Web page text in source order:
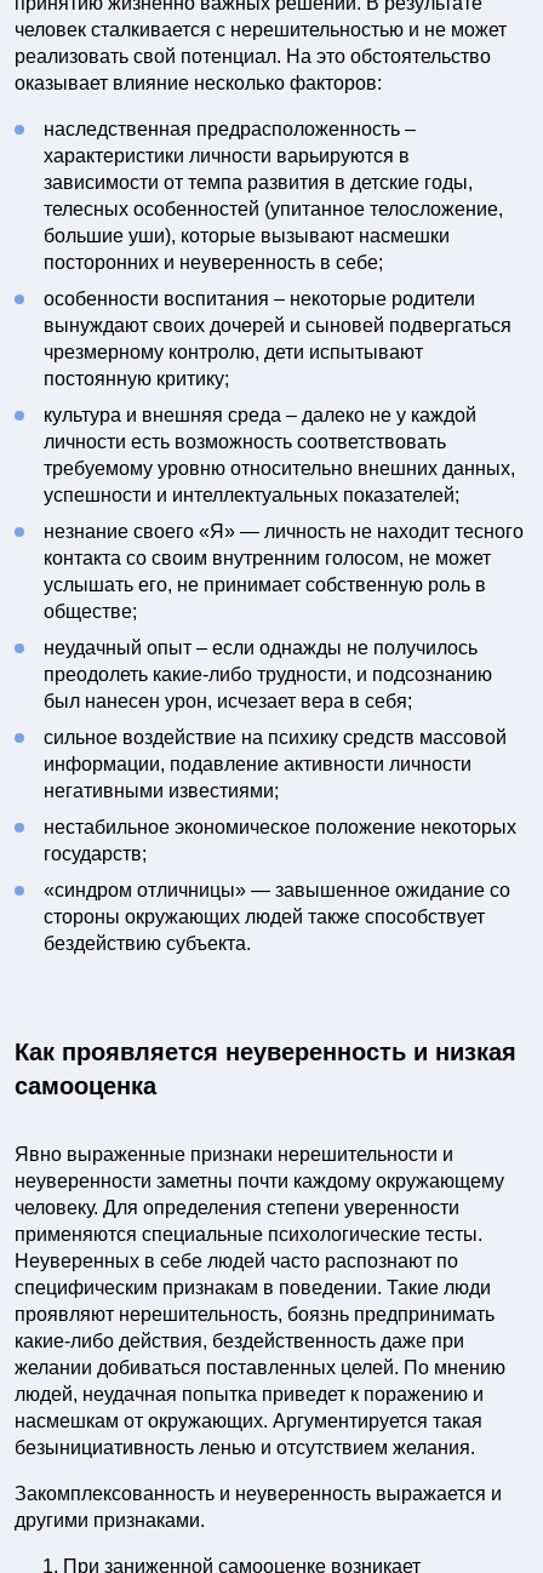
человек сталкивается с нерешительностью и не может
реализовать свой потенциал. На это обстоятельство
оказывает влияние несколько факторов:
наследственная предрасположенность –
характеристики личности варьируются в
зависимости от темпа развития в детские годы,
телесных особенностей (упитанное телосложение,
большие уши), которые вызывают насмешки
посторонних и неуверенность в себе;
особенности воспитания – некоторые родители
вынуждают своих дочерей и сыновей подвергаться
чрезмерному контролю, дети испытывают
постоянную критику;
культура и внешняя среда – далеко не у каждой
личности есть возможность соответствовать
требуемому уровню относительно внешних данных,
успешности и интеллектуальных показателей;
незнание своего «Я» — личность не находит тесного
контакта со своим внутренним голосом, не может
услышать его, не принимает собственную роль в
обществе;
неудачный опыт – если однажды не получилось
преодолеть какие-либо трудности, и подсознанию
был нанесен урон, исчезает вера в себя;
сильное воздействие на психику средств массовой
информации, подавление активности личности
негативными известиями;
нестабильное экономическое положение некоторых
государств;
«синдром отличницы» — завышенное ожидание со
стороны окружающих людей также способствует
бездействию субъекта.
Как проявляется неуверенность и низкая
самооценка
Явно выраженные признаки нерешительности и
неуверенности заметны почти каждому окружающему
человеку. Для определения степени уверенности
применяются специальные психологические тесты.
Неуверенных в себе людей часто распознают по
специфическим признакам в поведении. Такие люди
проявляют нерешительность, боязнь предпринимать
какие-либо действия, бездейственность даже при
желании добиваться поставленных целей. По мнению
людей, неудачная попытка приведет к поражению и
насмешкам от окружающих. Аргументируется такая
безынициативность ленью и отсутствием желания.
Закомплексованность и неуверенность выражается и
другими признаками.
При заниженной самооценке возникает